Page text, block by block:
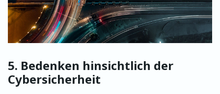
5. Bedenken hinsichtlich der
Cybersicherheit